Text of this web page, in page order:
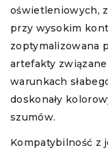
oświetleniowych,
przy wysokim
zoptymalizowana
artefakty
warunkach
doskonały
szumów.
Kompatybilność z